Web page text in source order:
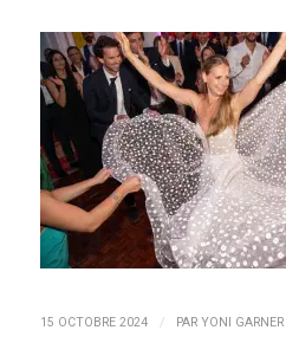
15 OCTOBRE 2024 / PAR YONI GARNER